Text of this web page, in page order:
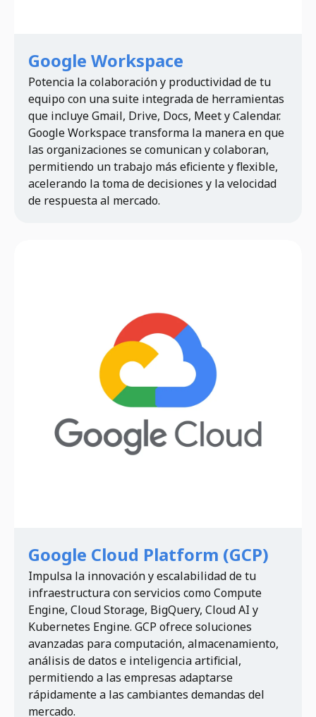
Google Workspace
Potencia la colaboración y productividad de tu
equipo con una suite integrada de herramientas
que incluye Gmail, Drive, Docs, Meet y Calendar.
Google Workspace transforma la manera en que
las organizaciones se comunican y colaboran,
permitiendo un trabajo más eficiente y flexible,
acelerando la toma de decisiones y la velocidad
de respuesta al mercado.
Google Cloud Platform (GCP)
Impulsa la innovación y escalabilidad de tu
infraestructura con servicios como Compute
Engine, Cloud Storage, BigQuery, Cloud AI y
Kubernetes Engine. GCP ofrece soluciones
avanzadas para computación, almacenamiento,
análisis de datos e inteligencia artificial,
permitiendo a las empresas adaptarse
rápidamente a las cambiantes demandas del
mercado.